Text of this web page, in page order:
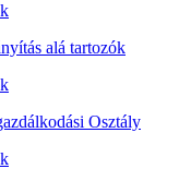
alá tartozók
Osztály